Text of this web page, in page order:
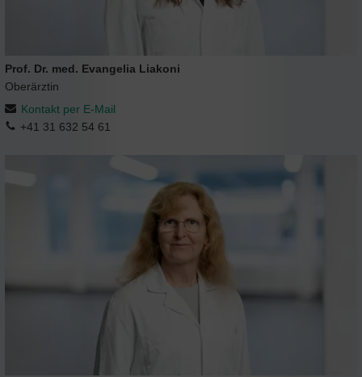
Prof. Dr. med. Evangelia Liakoni
Oberärztin
Kontakt per E-Mail
+41 31 632 54 61